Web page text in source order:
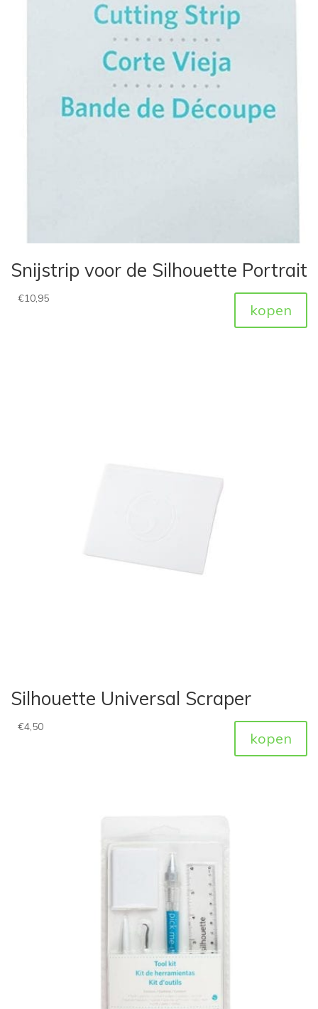
Snijstrip voor de Silhouette Portrait
€10,95
kopen
Silhouette Universal Scraper
€4,50
kopen